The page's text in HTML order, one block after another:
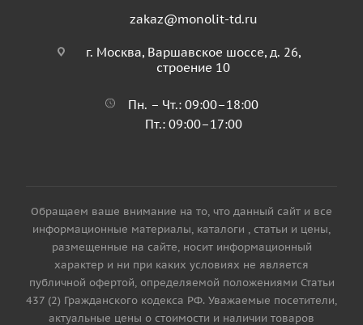
zakaz@monolit-td.ru
г. Москва, Варшавское шоссе, д. 26,
строение 10
Пн. – Чт.: 09:00–18:00
Пт.: 09:00–17:00
Обращаем ваше внимание на то, что данный сайт и все
информационные материалы, каталоги , статьи и цены,
размещенные на сайте, носит информационный
характер и ни при каких условиях не является
публичной офертой, определяемой положениями Статьи
437 (2) Гражданского кодекса РФ. Уважаемые посетители,
актуальные цены о стоимости и наличии товаров